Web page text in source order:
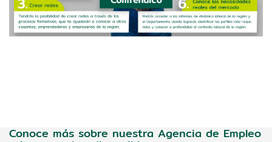
Conoce más sobre nuestra Agencia de Empleo